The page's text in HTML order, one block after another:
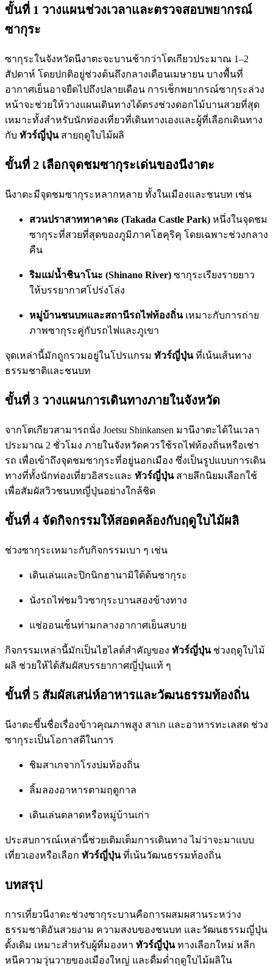
ขั้นที่ 1 วางแผนช่วงเวลาและตรวจสอบพยากรณ์
ซากุระ
ซากุระในจังหวัดนีงาตะจะบานช้ากว่าโตเกียวประมาณ 1–2
สัปดาห์ โดยปกติอยู่ช่วงต้นถึงกลางเดือนเมษายน บางพื้นที่
อากาศเย็นอาจยืดไปถึงปลายเดือน การเช็กพยากรณ์ซากุระล่วง
หน้าจะช่วยให้วางแผนเดินทางได้ตรงช่วงดอกไม้บานสวยที่สุด
เหมาะทั้งสำหรับนักท่องเที่ยวที่เดินทางเองและผู้ที่เลือกเดินทาง
กับ ทัวร์ญี่ปุ่นสายฤดูใบไม้ผลิ
ขั้นที่ 2 เลือกจุดชมซากุระเด่นของนีงาตะ
นีงาตะมีจุดชมซากุระหลากหลาย ทั้งในเมืองและชนบท เช่น
สวนปราสาททาคาดะ (Takada Castle Park) หนึ่งในจุดชม
ซากุระที่สวยที่สุดของภูมิภาคโฮคุริคุ โดยเฉพาะช่วงกลาง
คืน
ริมแม่น้ำชินาโนะ (Shinano River) ซากุระเรียงรายยาว
ให้บรรยากาศโปร่งโล่ง
หมู่บ้านชนบทและสถานีรถไฟท้องถิ่นเหมาะกับการถ่าย
ภาพซากุระคู่กับรถไฟและภูเขา
จุดเหล่านี้มักถูกรวมอยู่ในโปรแกรม ทัวร์ญี่ปุ่นที่เน้นเส้นทาง
ธรรมชาติและชนบท
ขั้นที่ 3 วางแผนการเดินทางภายในจังหวัด
จากโตเกียวสามารถนั่ง Joetsu Shinkansen มานีงาตะได้ในเวลา
ประมาณ 2 ชั่วโมง ภายในจังหวัดควรใช้รถไฟท้องถิ่นหรือเช่า
รถ เพื่อเข้าถึงจุดชมซากุระที่อยู่นอกเมือง ซึ่งเป็นรูปแบบการเดิน
ทางที่ทั้งนักท่องเที่ยวอิสระและ ทัวร์ญี่ปุ่นสายลึกนิยมเลือกใช้
เพื่อสัมผัสวิวชนบทญี่ปุ่นอย่างใกล้ชิด
ขั้นที่ 4 จัดกิจกรรมให้สอดคล้องกับฤดูใบไม้ผลิ
ช่วงซากุระเหมาะกับกิจกรรมเบา ๆ เช่น
เดินเล่นและปิกนิกฮานามิใต้ต้นซากุระ
นั่งรถไฟชมวิวซากุระบานสองข้างทาง
แช่ออนเซ็นท่ามกลางอากาศเย็นสบาย
กิจกรรมเหล่านี้มักเป็นไฮไลต์สำคัญของ ทัวร์ญี่ปุ่นช่วงฤดูใบไม้
ผลิ ช่วยให้ได้สัมผัสบรรยากาศญี่ปุ่นแท้ ๆ
ขั้นที่ 5 สัมผัสเสน่ห์อาหารและวัฒนธรรมท้องถิ่น
นีงาตะขึ้นชื่อเรื่องข้าวคุณภาพสูง สาเก และอาหารทะเลสด ช่วง
ซากุระเป็นโอกาสดีในการ
ชิมสาเกจากโรงบ่มท้องถิ่น
ลิ้มลองอาหารตามฤดูกาล
เดินเล่นตลาดหรือหมู่บ้านเก่า
ประสบการณ์เหล่านี้ช่วยเติมเต็มการเดินทาง ไม่ว่าจะมาแบบ
เที่ยวเองหรือเลือก ทัวร์ญี่ปุ่นที่เน้นวัฒนธรรมท้องถิ่น
บทสรุป
การเที่ยวนีงาตะช่วงซากุระบานคือการผสมผสานระหว่าง
ธรรมชาติอันสวยงาม ความสงบของชนบท และวัฒนธรรมญี่ปุ่น
ดั้งเดิม เหมาะสำหรับผู้ที่มองหา ทัวร์ญี่ปุ่นทางเลือกใหม่ หลีก
หนีความวุ่นวายของเมืองใหญ่ และดื่มด่ำฤดูใบไม้ผลิใน